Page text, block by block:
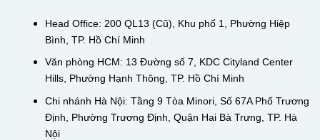
Head Office: 200 QL13 (Cũ), Khu phố 1, Phường Hiệp
Bình, TP. Hồ Chí Minh
Văn phòng HCM: 13 Đường số 7, KDC Cityland Center
Hills, Phường Hạnh Thông, TP. Hồ Chí Minh
Chi nhánh Hà Nội: Tầng 9 Tòa Minori, Số 67A Phố Trương
Định, Phường Trương Định, Quận Hai Bà Trưng, TP. Hà
Nội